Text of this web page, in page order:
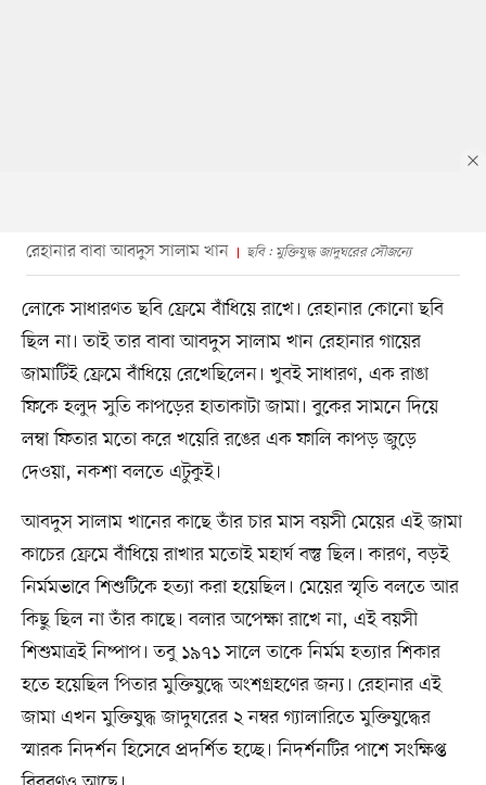
রেহানার বাবা আবদুস সালাম খান ছবি : মুক্তিযুদ্ধ জাদুঘরের সৌজন্যে
লোকে সাধারণত ছবি ফ্রেমে বাঁধিয়ে রাখে। রেহানার কোনো ছবি
ছিল না। তাই তার বাবা আবদুস সালাম খান রেহানার গায়ের
জামাটিই ফ্রেমে বাঁধিয়ে রেখেছিলেন। খুবই সাধারণ, এক রাঙা
ফিকে হলুদ সুতি কাপড়ের হাতাকাটা জামা। বুকের সামনে দিয়ে
লম্বা ফিতার মতো করে খয়েরি রঙের এক ফালি কাপড় জুড়ে
দেওয়া, নকশা বলতে এটুকুই।
আবদুস সালাম খানের কাছে তাঁর চার মাস বয়সী মেয়ের এই জামা
কাচের ফ্রেমে বাঁধিয়ে রাখার মতোই মহার্ঘ বস্তু ছিল। কারণ, বড়ই
নির্মমভাবে শিশুটিকে হত্যা করা হয়েছিল। মেয়ের স্মৃতি বলতে আর
কিছু ছিল না তাঁর কাছে। বলার অপেক্ষা রাখে না, এই বয়সী
শিশুমাত্রই নিষ্পাপ। তবু ১৯৭১ সালে তাকে নির্মম হত্যার শিকার
হতে হয়েছিল পিতার মুক্তিযুদ্ধে অংশগ্রহণের জন্য। রেহানার এই
জামা এখন মুক্তিযুদ্ধ জাদুঘরের ২ নম্বর গ্যালারিতে মুক্তিযুদ্ধের
স্মারক নিদর্শন হিসেবে প্রদর্শিত হচ্ছে। নিদর্শনটির পাশে সংক্ষিপ্ত